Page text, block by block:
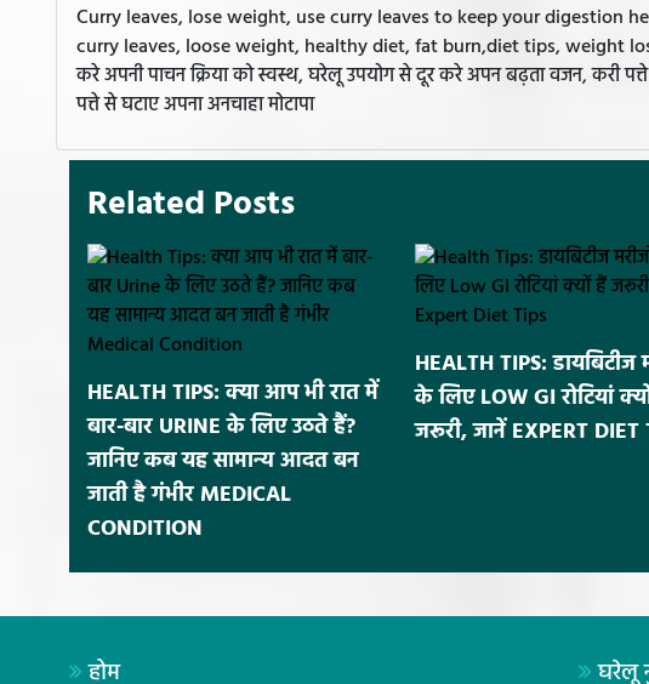
Curry leaves, lose weight, use curry leaves to keep your digestion
curry leaves, loose weight, healthy diet, fat burn,diet tips, weight
करे अपनी पाचन क्रिया को स्वस्थ, घरेलू उपयोग से दूर करे अपन बढ़ता वजन, करी
पत्ते से घटाए अपना अनचाहा मोटापा
Related Posts
HEALTH TIPS: क्या आप भी रात में
बार-बार URINE के लिए उठते हैं?
जानिए कब यह सामान्य आदत बन
जाती है गंभीर MEDICAL
CONDITION
HEALTH TIPS: डायबिटीज
के लिए LOW GI रोटियां
जरूरी, जानें EXPERT DIET
होम घरेलू